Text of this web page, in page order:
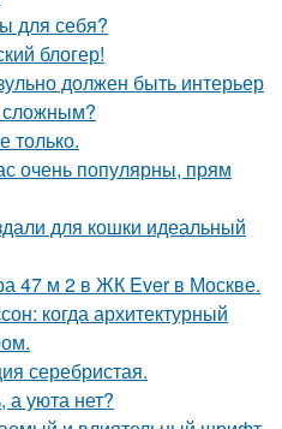
для себя?
блогер!
должен быть интерьер
только.
очень популярны, прям
для кошки идеальный
47 м 2 в ЖК Ever в Москве.
когда архитектурный
серебристая.
а уюта нет?